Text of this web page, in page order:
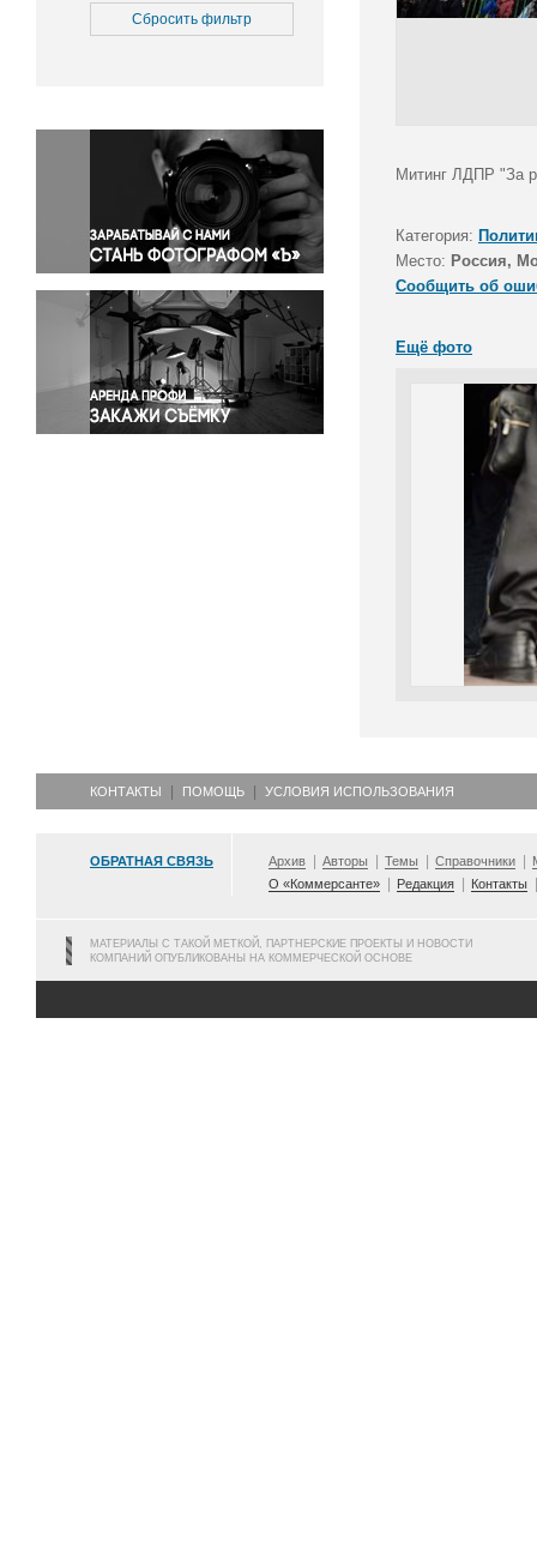
Медицина
Окружающая среда
Политика
Правосудие
Происшествия и конфликты
Религия
Светская жизнь
Спорт
Экология
Экономика и бизнес
Сбросить фильтр
Митинг ЛДПР "За
Категория:
Место: Россия,
Сообщить об
Ещё фото
КОНТАКТЫ ПОМОЩЬ УСЛОВИЯ ИСПОЛЬЗОВАНИЯ
ОБРАТНАЯ СВЯЗЬ Архив Авторы Темы Справочники
О «Коммерсанте»
Редакция Контакты
МАТЕРИАЛЫ С ТАКОЙ МЕТКОЙ, ПАРТНЕРСКИЕ ПРОЕКТЫ И НОВОСТИ
КОМПАНИЙ ОПУБЛИКОВАНЫ НА КОММЕРЧЕСКОЙ ОСНОВЕ